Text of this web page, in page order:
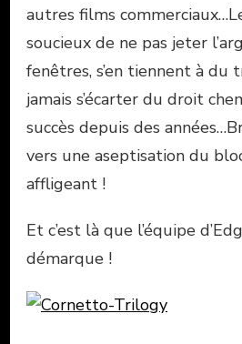
autres films
soucieux de ne pas jeter
fenêtres, s’en tiennent à du
jamais s’écarter du droit
succès depuis des
vers une aseptisation du
affligeant !
Et c’est là que l’équipe
démarque !